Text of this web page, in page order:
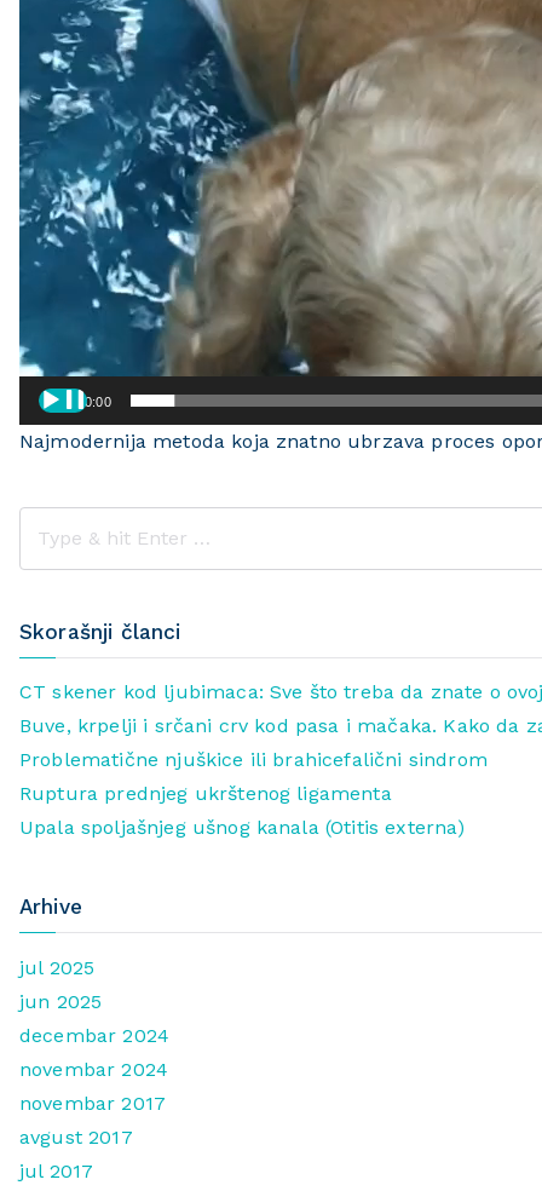
00:00
Najmodernija metoda koja znatno ubrzava proces
Skorašnji članci
CT skener kod ljubimaca: Sve što treba da znate o
Buve, krpelji i srčani crv kod pasa i mačaka. Kako da
Problematične njuškice ili brahicefalični sindrom
Ruptura prednjeg ukrštenog ligamenta
Upala spoljašnjeg ušnog kanala (Otitis externa)
Arhive
jul 2025
jun 2025
decembar 2024
novembar 2024
novembar 2017
avgust 2017
jul 2017